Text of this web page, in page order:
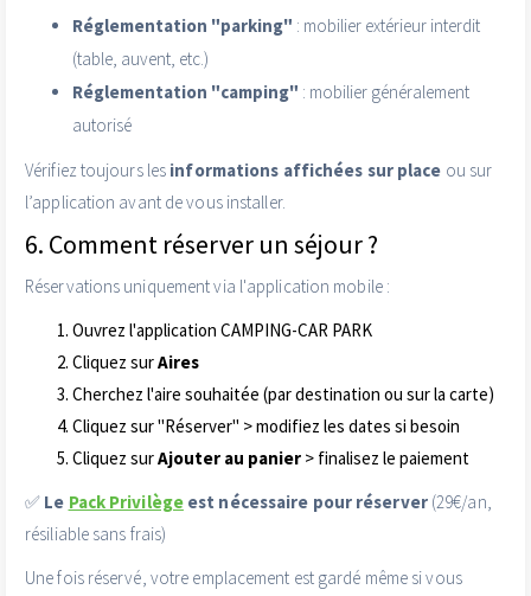
Réglementation "parking" : mobilier extérieur interdit
(table, auvent, etc.)
Réglementation "camping" : mobilier généralement
autorisé
Vérifiez toujours les informations affichées sur place ou sur
l’application avant de vous installer.
6. Comment réserver un séjour ?
Réservations uniquement via l'application mobile :
Ouvrez l'application CAMPING-CAR PARK
Cliquez surAires
Cherchez l'aire souhaitée (par destination ou sur la carte)
Cliquez sur "Réserver" > modifiez les dates si besoin
Cliquez surAjouter au panier > finalisez le paiement
✅ Le Pack Privilègeest nécessaire pour réserver(29€/an,
résiliable sans frais)
Une fois réservé, votre emplacement est gardé même si vous